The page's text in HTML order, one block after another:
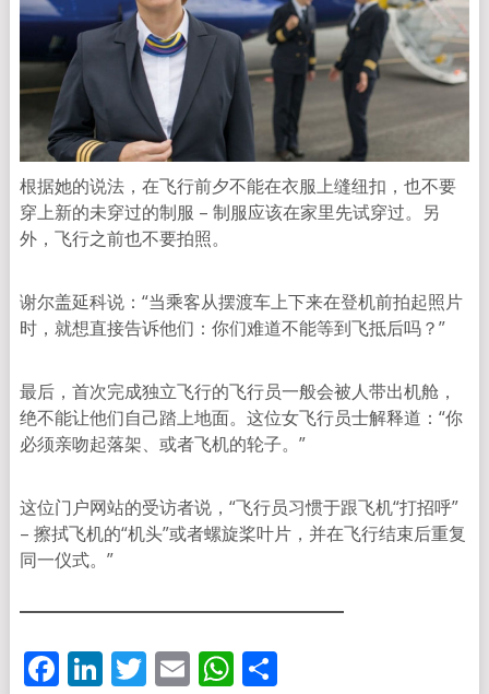
根据她的说法，在飞行前夕不能在衣服上缝纽扣，也不要
穿上新的未穿过的制服 – 制服应该在家里先试穿过。另
外，飞行之前也不要拍照。
谢尔盖延科说：“当乘客从摆渡车上下来在登机前拍起照片
时，就想直接告诉他们：你们难道不能等到飞抵后吗？”
最后，首次完成独立飞行的飞行员一般会被人带出机舱，
绝不能让他们自己踏上地面。这位女飞行员士解释道：“你
必须亲吻起落架、或者飞机的轮子。”
这位门户网站的受访者说，“飞行员习惯于跟飞机“打招呼”
– 擦拭飞机的“机头”或者螺旋桨叶片，并在飞行结束后重复
同一仪式。”
Facebook
LinkedIn
Twitter
EmailWhatsApp
分